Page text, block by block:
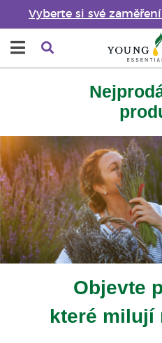
Vyberte si své
Objevte
které